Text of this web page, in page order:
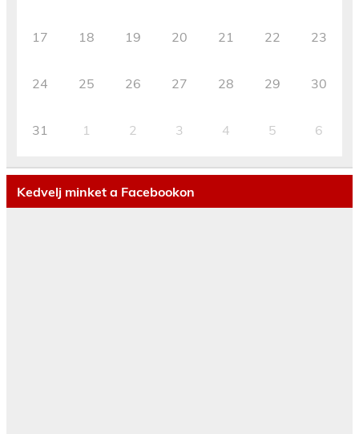
17 18 19 20 21 22 23
24 25 26 27 28 29 30
31 1 2 3 4 5 6
Kedvelj minket a Facebookon